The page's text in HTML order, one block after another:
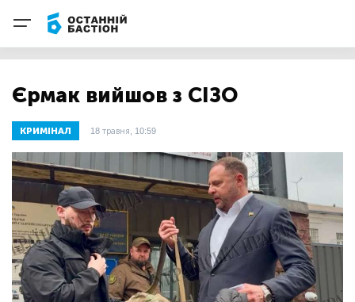
Єрмак вийшов з СІЗО
КРИМІНАЛ 18 травня, 10:59